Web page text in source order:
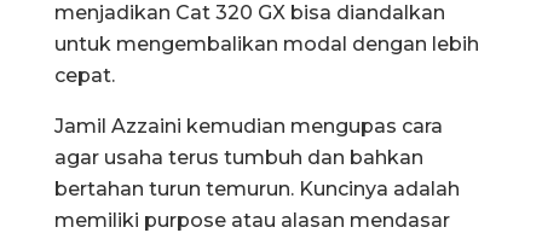
menjadikan Cat 320 GX bisa diandalkan
untuk mengembalikan modal dengan lebih
cepat.
Jamil Azzaini kemudian mengupas cara
agar usaha terus tumbuh dan bahkan
bertahan turun temurun. Kuncinya adalah
memiliki purpose atau alasan mendasar